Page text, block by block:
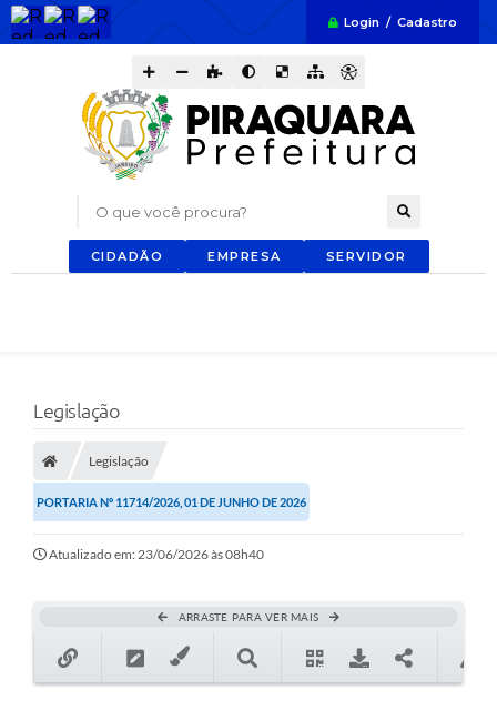
Login / Cadastro
O que você procura?
CIDADÃO EMPRESA SERVIDOR
Legislação
Legislação
PORTARIA Nº 11714/2026, 01 DE JUNHO DE 2026
Atualizado em: 23/06/2026 às 08h40
ARRASTE PARA VER MAIS